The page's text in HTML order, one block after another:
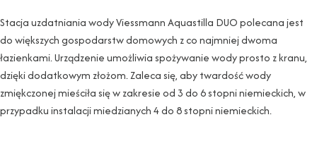
Stacja uzdatniania wody Viessmann Aquastilla DUO polecana jest
do większych gospodarstw domowych z co najmniej dwoma
łazienkami. Urządzenie umożliwia spożywanie wody prosto z kranu,
dzięki dodatkowym złożom. Zaleca się, aby twardość wody
zmiękczonej mieściła się w zakresie od 3 do 6 stopni niemieckich, w
przypadku instalacji miedzianych 4 do 8 stopni niemieckich.